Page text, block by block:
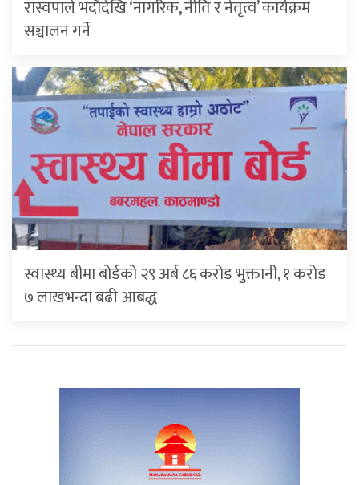
रास्वपाले भदौदेखि ‘नागरिक, नीति र नेतृत्व’ कार्यक्रम
सञ्चालन गर्ने
स्वास्थ्य बीमा बोर्डको २९ अर्ब ८६ करोड भुक्तानी, १ करोड
७ लाखभन्दा बढी आबद्ध